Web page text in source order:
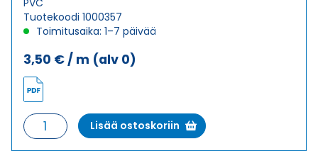
Tuotekoodi 1000357
Toimitusaika: 1–7 päivää
3,50 € / m (alv 0)
Ohjauskaapeli
ÖPVC-
JB
Lisää ostoskoriin